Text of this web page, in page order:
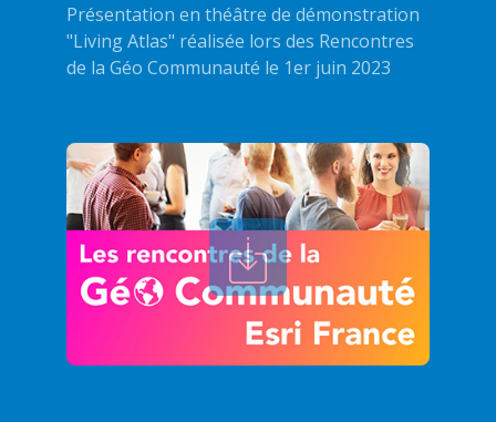
Présentation en théâtre de démonstration
"Living Atlas" réalisée lors des Rencontres
de la Géo Communauté le 1er juin 2023